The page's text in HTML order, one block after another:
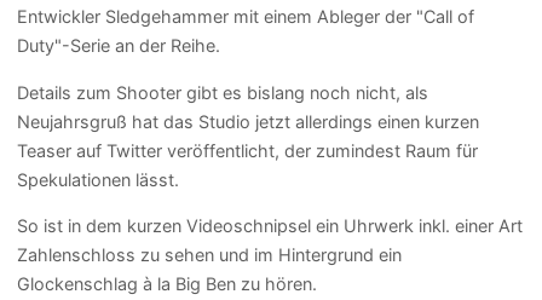
Entwickler Sledgehammer mit einem Ableger der "Call of
Duty"-Serie an der Reihe.
Details zum Shooter gibt es bislang noch nicht, als
Neujahrsgruß hat das Studio jetzt allerdings einen kurzen
Teaser auf Twitter veröffentlicht, der zumindest Raum für
Spekulationen lässt.
So ist in dem kurzen Videoschnipsel ein Uhrwerk inkl. einer Art
Zahlenschloss zu sehen und im Hintergrund ein
Glockenschlag à la Big Ben zu hören.